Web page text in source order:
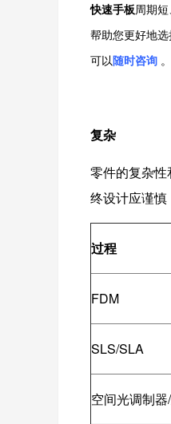
快速手板周期
帮助您更好地
可以随时咨询 。
复杂
零件的复杂
终设计应谨慎
过程
FDM
SLS/SLA
空间光调制器/